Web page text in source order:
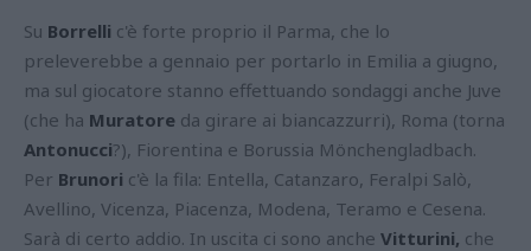
Su Borrelli c'è forte proprio il Parma, che lo
preleverebbe a gennaio per portarlo in Emilia a giugno,
ma sul giocatore stanno effettuando sondaggi anche Juve
(che ha Muratore da girare ai biancazzurri), Roma (torna
Antonucci?), Fiorentina e Borussia Mönchengladbach.
Per Brunori c'è la fila: Entella, Catanzaro, Feralpi Salò,
Avellino, Vicenza, Piacenza, Modena, Teramo e Cesena.
Sarà di certo addio. In uscita ci sono anche Vitturini, che